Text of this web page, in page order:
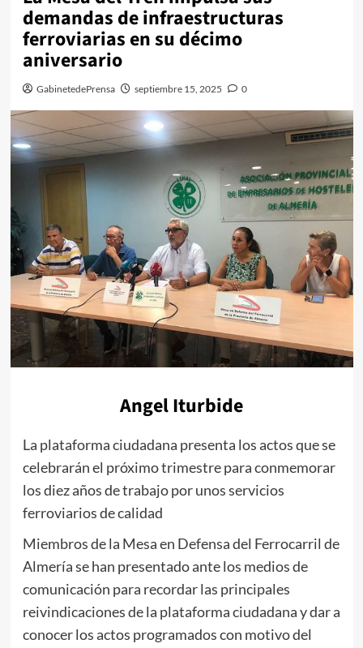
demandas de infraestructuras
ferroviarias en su décimo
aniversario
GabinetedePrensa septiembre 15, 2025 0
Angel Iturbide
La plataforma ciudadana presenta los actos que se
celebrarán el próximo trimestre para conmemorar
los diez años de trabajo por unos servicios
ferroviarios de calidad
Miembros de la Mesa en Defensa del Ferrocarril de
Almería se han presentado ante los medios de
comunicación para recordar las principales
reivindicaciones de la plataforma ciudadana y dar a
conocer los actos programados con motivo del